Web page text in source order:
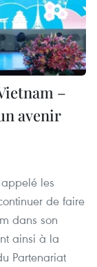
–
avenir
les
de faire
dans son
ainsi à la
Partenariat